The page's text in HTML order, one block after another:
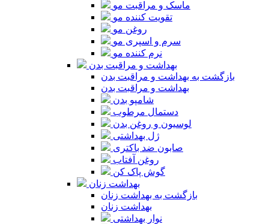
ماسک و مراقبت مو
تقویت کننده مو
روغن مو
سرم و اسپری مو
نرم کننده مو
بهداشت و مراقبت بدن
بازگشت به بهداشت و مراقبت بدن
بهداشت و مراقبت بدن
شامپو بدن
دستمال مرطوب
لوسیون و روغن بدن
ژل بهداشتی
صابون ضد باکتری
روغن آفتاب
گوش پاک کن
بهداشت زنان
بازگشت به بهداشت زنان
بهداشت زنان
نوار بهداشتی